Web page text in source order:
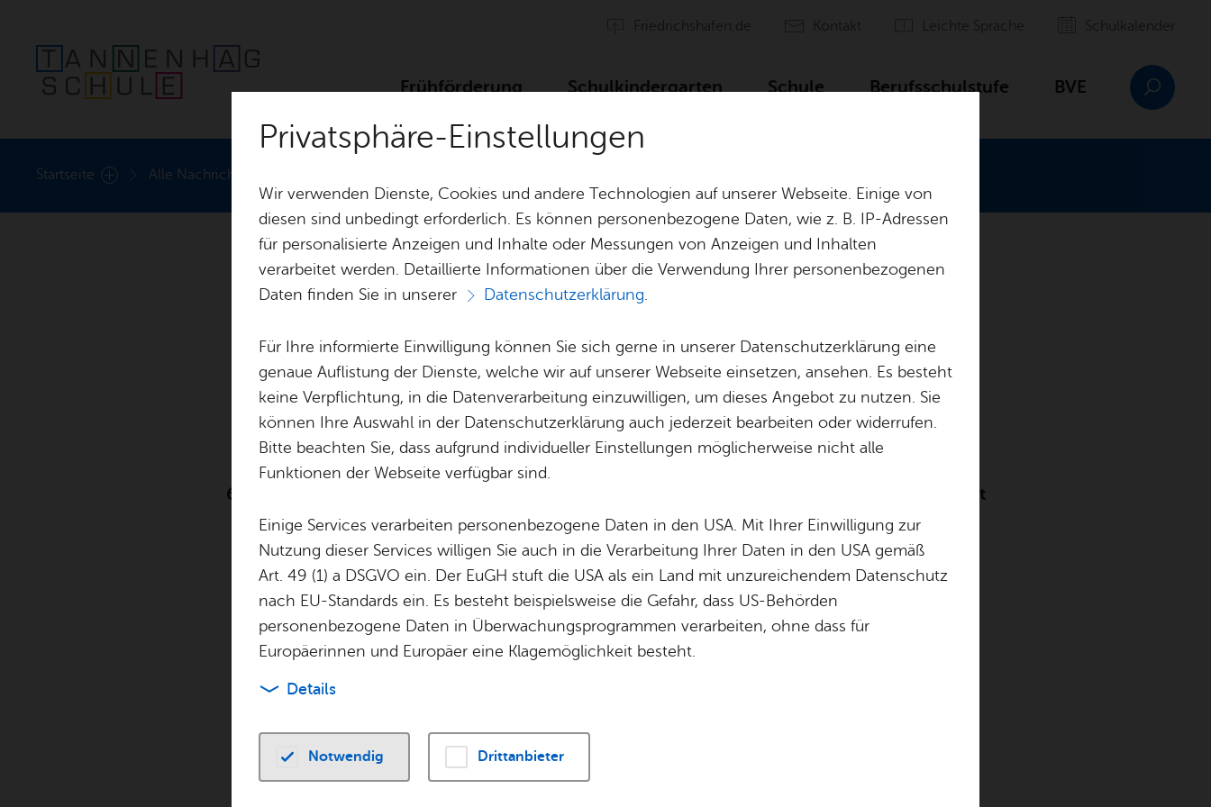
Fried­richs­ha­fen.de Kon­takt Leich­te Spra­che Schul­ka­len­der
Früh­för­de­rung Schul­kin­der­gar­ten Schu­le Be­rufs­schul­stu­fe BVE
Früh­för­de­rung
Start­sei­te Alle Nach­rich­ten
Mon­tag, 06. Juli 2026
Ka­te­go­rie:
Tan­nen­hag­schu­le
60 Jahre Tannenhag-Schule
60 Jahre Tannenhag-Schule – Ein Schulfest voller Begegnungen, Freude und Gemeinschaft
Am vergangenen Samstag feierte die
Tannenhag-Schule ihr 60-jähriges
Bestehen mit einem fröhlichen und
Privatsphäre-Einstellungen
Wir verwenden Dienste, Cookies und andere Technologien auf unserer Webseite. Einige von
diesen sind unbedingt erforderlich. Es können personenbezogene Daten, wie z. B. IP-Adressen
für personalisierte Anzeigen und Inhalte oder Messungen von Anzeigen und Inhalten
verarbeitet werden. Detaillierte Informationen über die Verwendung Ihrer personenbezogenen
Daten finden Sie in unserer
Datenschutzerklärung.
Für Ihre informierte Einwilligung können Sie sich gerne in unserer Datenschutzerklärung eine
genaue Auflistung der Dienste, welche wir auf unserer Webseite einsetzen, ansehen. Es besteht
keine Verpflichtung, in die Datenverarbeitung einzuwilligen, um dieses Angebot zu nutzen. Sie
können Ihre Auswahl in der Datenschutzerklärung auch jederzeit bearbeiten oder widerrufen.
Bitte beachten Sie, dass aufgrund individueller Einstellungen möglicherweise nicht alle
Funktionen der Webseite verfügbar sind.
Einige Services verarbeiten personenbezogene Daten in den USA. Mit Ihrer Einwilligung zur
Nutzung dieser Services willigen Sie auch in die Verarbeitung Ihrer Daten in den USA gemäß
Art. 49 (1) a DSGVO ein. Der EuGH stuft die USA als ein Land mit unzureichendem Datenschutz
nach EU-Standards ein. Es besteht beispielsweise die Gefahr, dass US-Behörden
personenbezogene Daten in Überwachungsprogrammen verarbeiten, ohne dass für
Europäerinnen und Europäer eine Klagemöglichkeit besteht.
Details
Notwendig Drittanbieter